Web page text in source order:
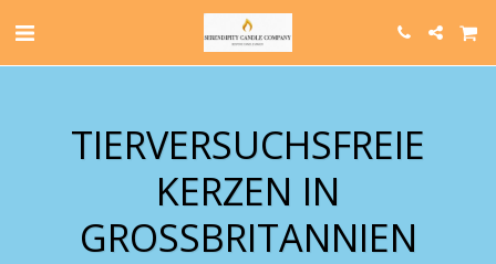
TIERVERSUCHSFREIE
KERZEN IN
GROSSBRITANNIEN